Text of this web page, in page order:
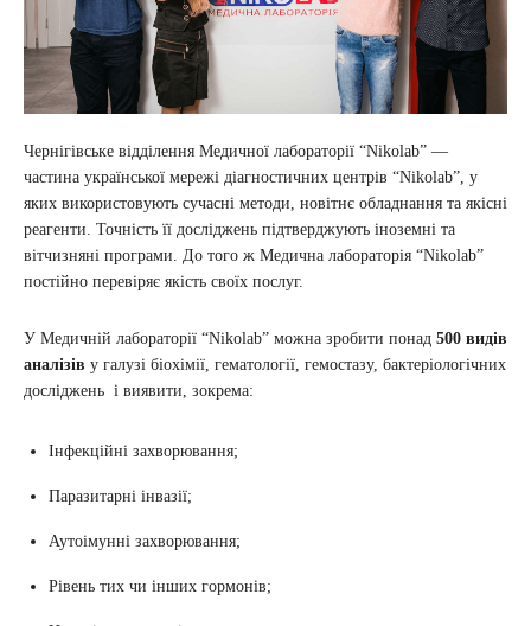
Чернігівське відділення Медичної лабораторії “Nikolab” —
частина української мережі діагностичних центрів “Nikolab”, у
яких використовують сучасні методи, новітнє обладнання та якісні
реагенти. Точність її досліджень підтверджують іноземні та
вітчизняні програми. До того ж Медична лабораторія “Nikolab”
постійно перевіряє якість своїх послуг.
У Медичній лабораторії “Nikolab” можна зробити понад 500 видів
аналізів у галузі біохімії, гематології, гемостазу, бактеріологічних
досліджень і виявити, зокрема:
Інфекційні захворювання;
Паразитарні інвазії;
Аутоімунні захворювання;
Рівень тих чи інших гормонів;